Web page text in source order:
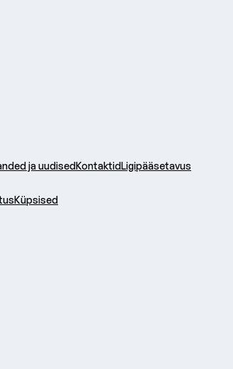
ja uudisedKontaktidLigipääsetavus
Küpsised